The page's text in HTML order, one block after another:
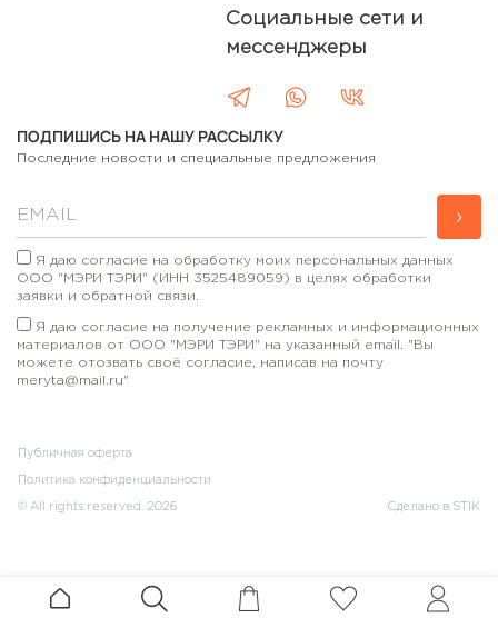
Социальные сети и
мессенджеры
ПОДПИШИСЬ НА НАШУ РАССЫЛКУ
Последние новости и специальные предложения
›
Я даю согласие на обработку моих персональных данных
ООО "МЭРИ ТЭРИ" (ИНН 3525489059) в целях обработки
заявки и обратной связи.
Я даю согласие на получение рекламных и информационных
материалов от ООО "МЭРИ ТЭРИ" на указанный email. "Вы
можете отозвать своё согласие, написав на почту
meryta@mail.ru"
Публичная оферта
Политика конфиденциальности
© All rights reserved. 2026 Сделано в STIK